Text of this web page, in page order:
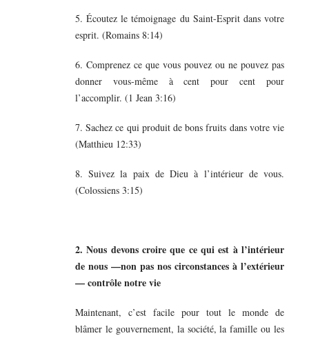
5. Écoutez le témoignage du Saint-Esprit dans votre
esprit. (Romains 8:14)
6. Comprenez ce que vous pouvez ou ne pouvez pas
donner vous-même à cent pour cent pour
l’accomplir. (1 Jean 3:16)
7. Sachez ce qui produit de bons fruits dans votre vie
(Matthieu 12:33)
8. Suivez la paix de Dieu à l’intérieur de vous.
(Colossiens 3:15)
2. Nous devons croire que ce qui est à l’intérieur
de nous —non pas nos circonstances à l’extérieur
— contrôle notre vie
Maintenant, c’est facile pour tout le monde de
blâmer le gouvernement, la société, la famille ou les